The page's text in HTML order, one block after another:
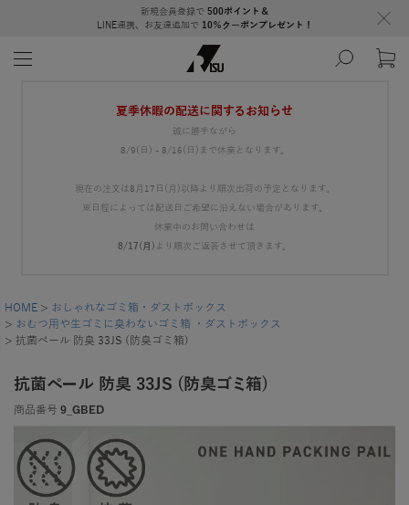
新規会員登録で 500ポイント＆
LINE連携、お友達追加で 10％クーポンプレゼント！
夏季休暇の配送に関するお知らせ
誠に勝手ながら
8/9(日) - 8/16(日)まで休業となります。
現在の注文は8月17日(月)以降より順次出荷の予定となります。
※日程によっては配送日ご希望に沿えない場合があります。
休業中のお問い合わせは
8/17(月) より順次ご返答させて頂きます。
HOME
おしゃれなゴミ箱・ダストボックス
おむつ用や生ゴミに臭わないゴミ箱 ・ダストボックス
抗菌ペール 防臭 33JS (防臭ゴミ箱)
抗菌ペール 防臭 33JS (防臭ゴミ箱)
商品番号 9_GBED